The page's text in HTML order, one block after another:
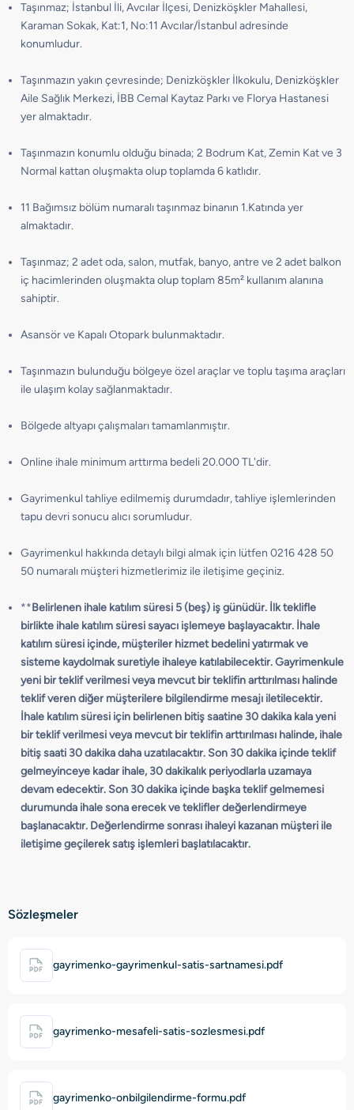
Taşınmaz; İstanbul İli, Avcılar İlçesi, Denizköşkler Mahallesi,
Karaman Sokak, Kat:1, No:11 Avcılar/İstanbul adresinde
konumludur.
Taşınmazın yakın çevresinde; Denizköşkler İlkokulu, Denizköşkler
Aile Sağlık Merkezi, İBB Cemal Kaytaz Parkı ve Florya Hastanesi
yer almaktadır.
Taşınmazın konumlu olduğu binada; 2 Bodrum Kat, Zemin Kat ve 3
Normal kattan oluşmakta olup toplamda 6 katlıdır.
11 Bağımsız bölüm numaralı taşınmaz binanın 1.Katında yer
almaktadır.
Taşınmaz; 2 adet oda, salon, mutfak, banyo, antre ve 2 adet balkon
iç hacimlerinden oluşmakta olup toplam 85m² kullanım alanına
sahiptir.
Asansör ve Kapalı Otopark bulunmaktadır.
Taşınmazın bulunduğu bölgeye özel araçlar ve toplu taşıma araçları
ile ulaşım kolay sağlanmaktadır.
Bölgede altyapı çalışmaları tamamlanmıştır.
Online ihale minimum arttırma bedeli 20.000 TL'dir.
Gayrimenkul tahliye edilmemiş durumdadır, tahliye işlemlerinden
tapu devri sonucu alıcı sorumludur.
Gayrimenkul hakkında detaylı bilgi almak için lütfen 0216 428 50
50 numaralı müşteri hizmetlerimiz ile iletişime geçiniz.
**Belirlenen ihale katılım süresi 5 (beş) iş günüdür. İlk teklifle
birlikte ihale katılım süresi sayacı işlemeye başlayacaktır. İhale
katılım süresi içinde, müşteriler hizmet bedelini yatırmak ve
sisteme kaydolmak suretiyle ihaleye katılabilecektir. Gayrimenkule
yeni bir teklif verilmesi veya mevcut bir teklifin arttırılması halinde
teklif veren diğer müşterilere bilgilendirme mesajı iletilecektir.
İhale katılım süresi için belirlenen bitiş saatine 30 dakika kala yeni
bir teklif verilmesi veya mevcut bir teklifin arttırılması halinde, ihale
bitiş saati 30 dakika daha uzatılacaktır. Son 30 dakika içinde teklif
gelmeyinceye kadar ihale, 30 dakikalık periyodlarla uzamaya
devam edecektir. Son 30 dakika içinde başka teklif gelmemesi
durumunda ihale sona erecek ve teklifler değerlendirmeye
başlanacaktır. Değerlendirme sonrası ihaleyi kazanan müşteri ile
iletişime geçilerek satış işlemleri başlatılacaktır.
Sözleşmeler
gayrimenko-gayrimenkul-satis-sartnamesi.pdf
gayrimenko-mesafeli-satis-sozlesmesi.pdf
gayrimenko-onbilgilendirme-formu.pdf